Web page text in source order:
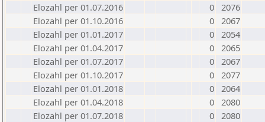
Elozahl per 01.07.2016
0 2076
Elozahl per 01.10.2016
0 2067
Elozahl per 01.01.2017
0 2054
Elozahl per 01.04.2017
0 2065
Elozahl per 01.07.2017
0 2067
Elozahl per 01.10.2017
0 2077
Elozahl per 01.01.2018
0 2064
Elozahl per 01.04.2018
0 2080
Elozahl per 01.07.2018
0 2080